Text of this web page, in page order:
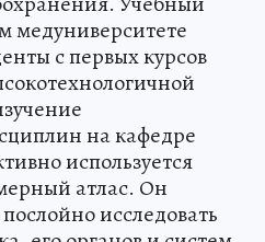
медуниверситете
с первых курсов
на кафедре
используется
атлас. Он
исследовать